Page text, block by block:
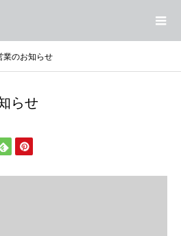
業のお知らせ
らせ